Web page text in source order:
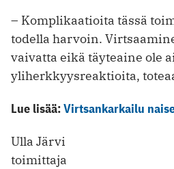
– Komplikaatioita tässä
todella harvoin.
vaivatta eikä täyteaine ole
yliherkkyysreaktioita,
Lue lisää:Virtsankarkailu
Ulla Järvi
toimittaja